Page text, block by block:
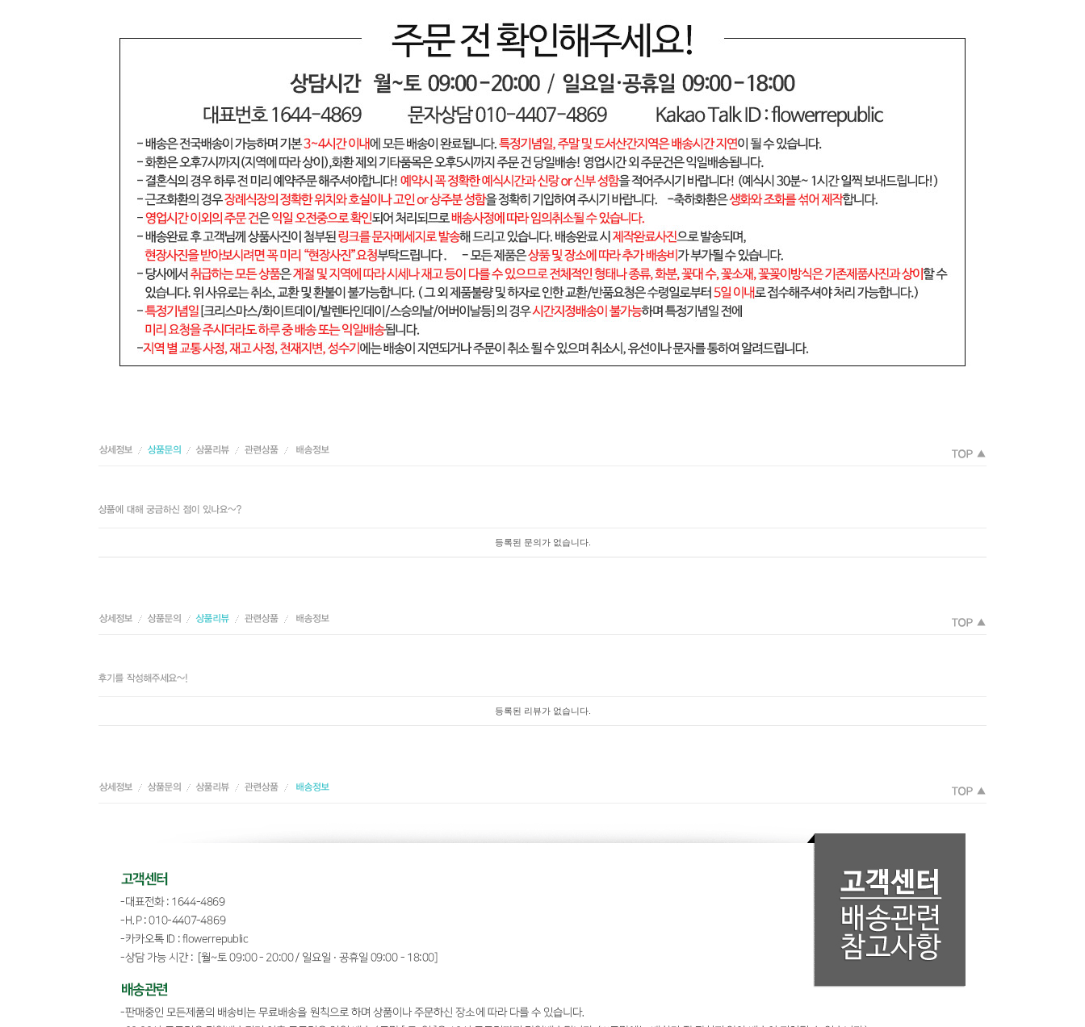
등록된 문의가 없습니다.
등록된 리뷰가 없습니다.